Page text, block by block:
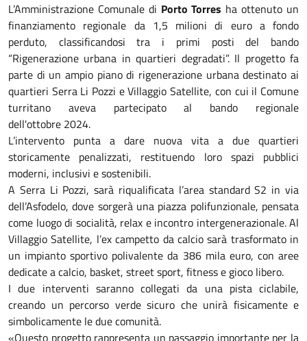
L’Amministrazione Comunale di Porto Torres ha ottenuto un
finanziamento regionale da 1,5 milioni di euro a fondo
perduto, classificandosi tra i primi posti del bando
“Rigenerazione urbana in quartieri degradati”. Il progetto fa
parte di un ampio piano di rigenerazione urbana destinato ai
quartieri Serra Li Pozzi e Villaggio Satellite, con cui il Comune
turritano aveva partecipato al bando regionale
dell'ottobre 2024.
L’intervento punta a dare nuova vita a due quartieri
storicamente penalizzati, restituendo loro spazi pubblici
moderni, inclusivi e sostenibili.
A Serra Li Pozzi, sarà riqualificata l’area standard S2 in via
dell’Asfodelo, dove sorgerà una piazza polifunzionale, pensata
come luogo di socialità, relax e incontro intergenerazionale. Al
Villaggio Satellite, l’ex campetto da calcio sarà trasformato in
un impianto sportivo polivalente da 386 mila euro, con aree
dedicate a calcio, basket, street sport, fitness e gioco libero.
I due interventi saranno collegati da una pista ciclabile,
creando un percorso verde sicuro che unirà fisicamente e
simbolicamente le due comunità.
«Questo progetto rappresenta un passaggio importante per la